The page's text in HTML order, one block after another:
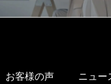
お客様の声 ニュー